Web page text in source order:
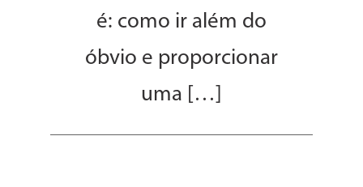
é: como ir além do
óbvio e proporcionar
uma […]